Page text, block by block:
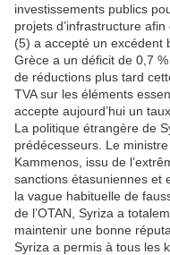
investissements publics
projets d’infrastructure
(5) a accepté un excédent
Grèce a un déficit de 0,7
de réductions plus tard
TVA sur les éléments
accepte aujourd’hui un
La politique étrangère de
prédécesseurs. Le
Kammenos, issu de
sanctions étasuniennes et
la vague habituelle de
de l’OTAN, Syriza a
maintenir une bonne
Syriza a permis à tous les